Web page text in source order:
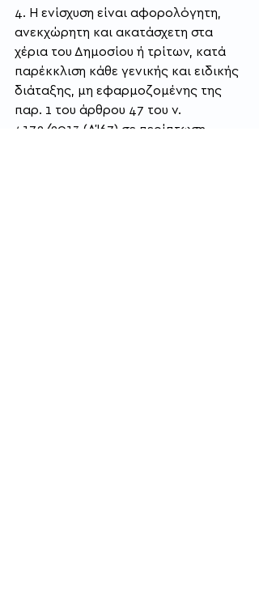
4. Η ενίσχυση είναι αφορολόγητη,
ανεκχώρητη και ακατάσχετη στα
χέρια του Δημοσίου ή τρίτων, κατά
παρέκκλιση κάθε γενικής και ειδικής
διάταξης, μη εφαρμοζομένης της
παρ. 1 του άρθρου 47 του ν.
4172/2013 (ΑΊ67) σε περίπτωση